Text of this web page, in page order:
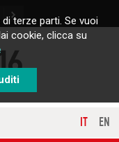
IT EN
terze parti. Se vuoi
cookie, clicca su